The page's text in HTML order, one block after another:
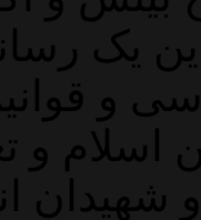
یک
و
و